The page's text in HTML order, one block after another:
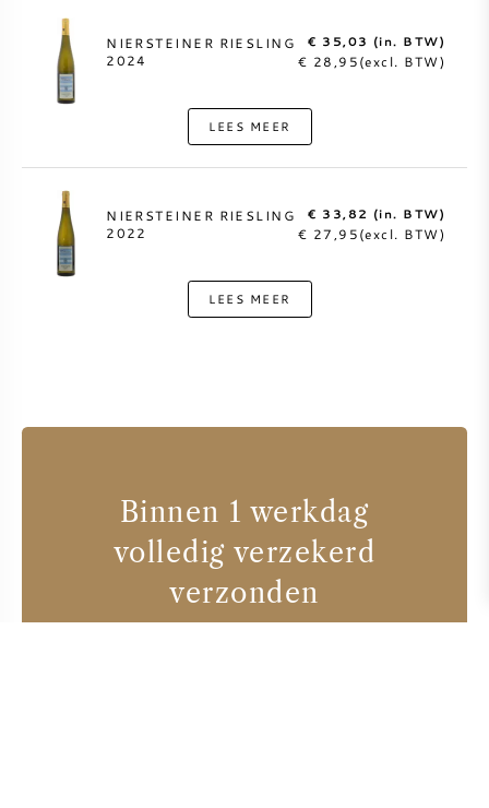
NIERSTEINER RIESLING
2024
€ 35,03 (in. BTW)
€ 28,95(excl. BTW)
LEES MEER
NIERSTEINER RIESLING
2022
€ 33,82 (in. BTW)
€ 27,95(excl. BTW)
LEES MEER
Binnen 1 werkdag
volledig verzekerd
verzonden